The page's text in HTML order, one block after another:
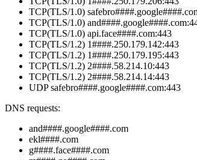
TCP(TLS/1.0)
TCP(TLS/1.0)
TCP(TLS/1.0) api.face####.com:443
TCP(TLS/1.2) 1####.250.179.142:443
TCP(TLS/1.2) 1####.250.179.195:443
TCP(TLS/1.2) 2####.58.214.10:443
TCP(TLS/1.2) 2####.58.214.14:443
UDP safebro####.google####.com:443
DNS requests:
and####.google####.com
ekl####.com
g####.face####.com